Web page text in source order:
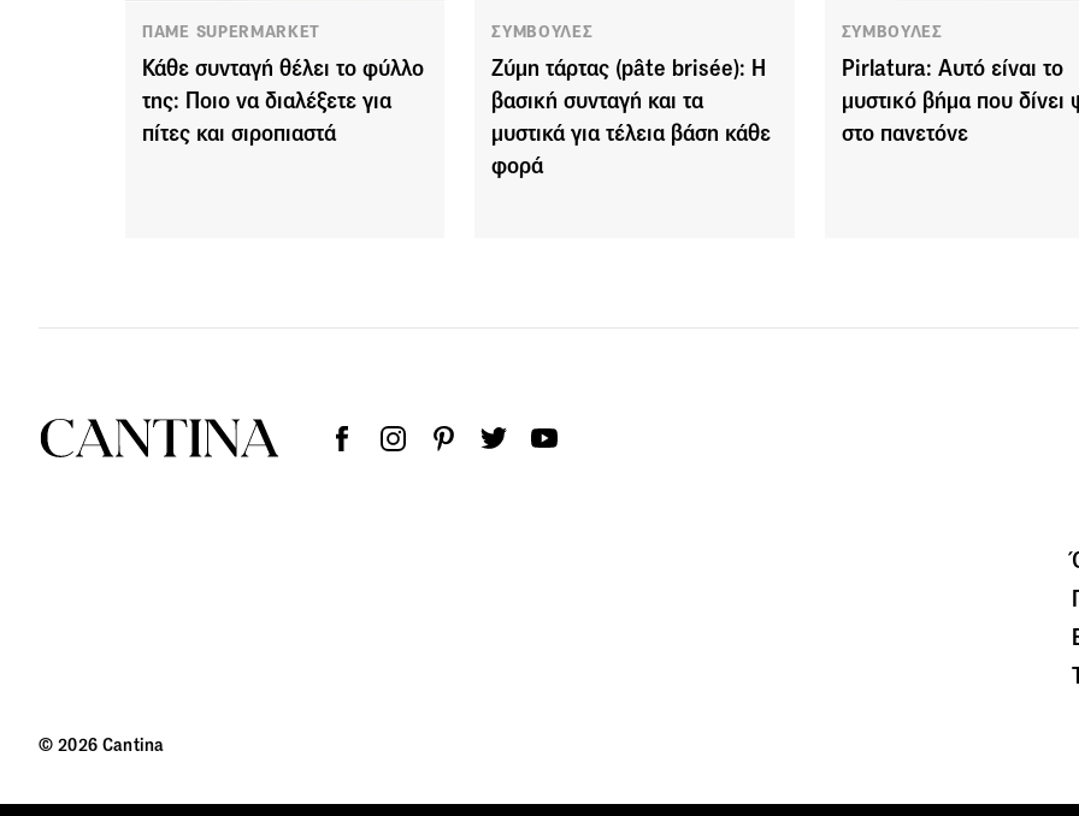
ΠΑΜΕ SUPERMARKET
Κάθε συνταγή θέλει το φύλλο
της: Ποιο να διαλέξετε για
πίτες και σιροπιαστά
ΣΥΜΒΟΥΛΕΣ
Ζύμη τάρτας (pâte brisée): Η
βασική συνταγή και τα
μυστικά για τέλεια βάση κάθε
φορά
ΣΥΜΒΟΥΛΕΣ
Pirlatura: Αυτό είναι το
μυστικό βήμα που δίνει
στο πανετόνε
© 2026 Cantina